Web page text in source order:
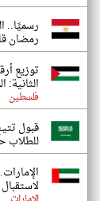
رسميًا..
رمضان
الثانية:
فلسطين
قبول
للطلاب